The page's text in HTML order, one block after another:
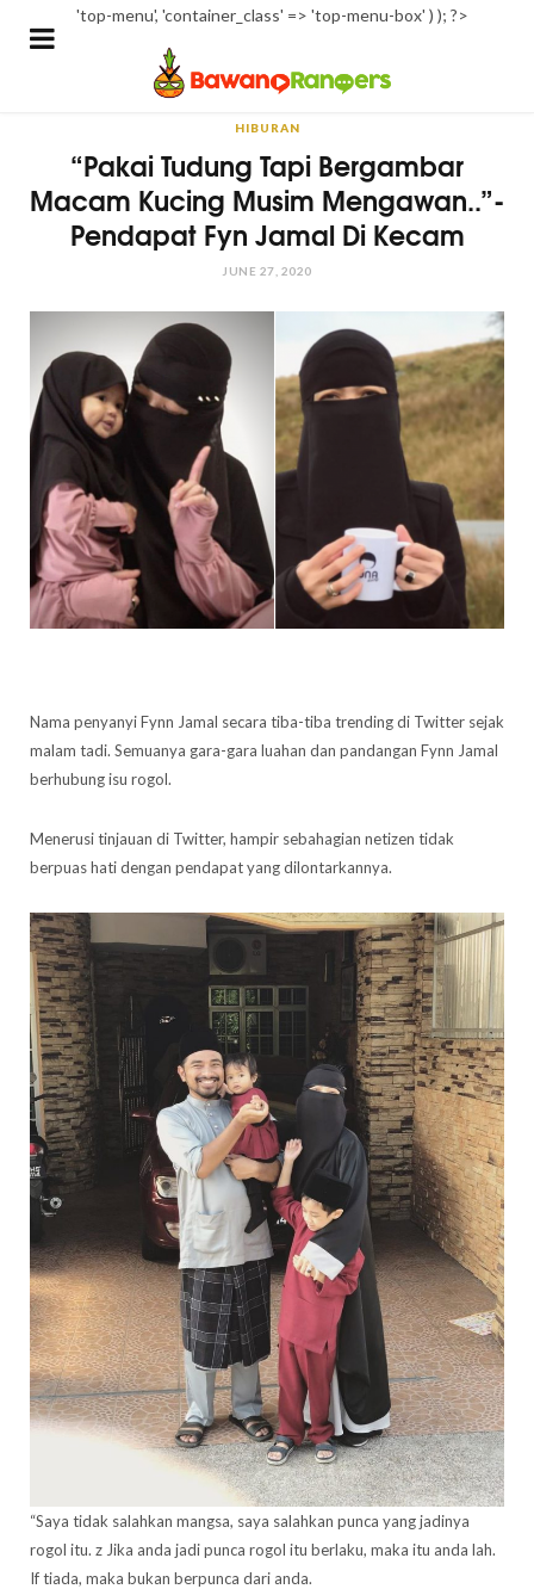
'top-menu', 'container_class' => 'top-menu-box' ) ); ?>
HIBURAN
“Pakai Tudung Tapi Bergambar
Macam Kucing Musim Mengawan..”-
Pendapat Fyn Jamal Di Kecam
JUNE 27, 2020
Nama penyanyi Fynn Jamal secara tiba-tiba trending di Twitter sejak
malam tadi. Semuanya gara-gara luahan dan pandangan Fynn Jamal
berhubung isu rogol.
Menerusi tinjauan di Twitter, hampir sebahagian netizen tidak
berpuas hati dengan pendapat yang dilontarkannya.
“Saya tidak salahkan mangsa, saya salahkan punca yang jadinya
rogol itu. z Jika anda jadi punca rogol itu berlaku, maka itu anda lah.
If tiada, maka bukan berpunca dari anda.